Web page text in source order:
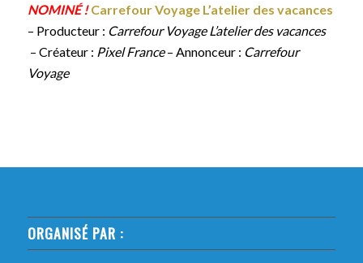
NOMINÉ !Carrefour Voyage L’atelier des vacances
– Producteur : Carrefour Voyage L’atelier des vacances
– Créateur : Pixel France– Annonceur : Carrefour
Voyage
ORGANISÉ PAR :